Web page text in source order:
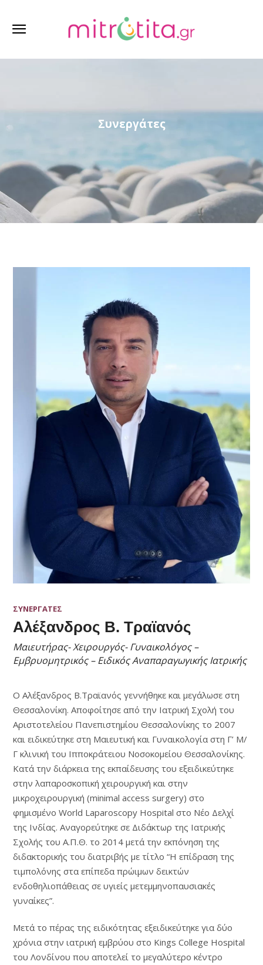
Συνεργάτες
ΣΥΝΕΡΓΑΤΕΣ
Αλέξανδρος Β. Τραϊανός
Μαιευτήρας- Χειρουργός- Γυναικολόγος –
Εμβρυομητρικός – Ειδικός Αναπαραγωγικής Ιατρικής
Ο Αλέξανδρος Β.Τραϊανός γεννήθηκε και μεγάλωσε στη
Θεσσαλονίκη. Αποφοίτησε από την Ιατρική Σχολή του
Αριστοτελείου Πανεπιστημίου Θεσσαλονίκης το 2007
και ειδικεύτηκε στη Μαιευτική και Γυναικολογία στη Γ’ Μ/
Γ κλινική του Ιπποκράτειου Νοσοκομείου Θεσσαλονίκης.
Κατά την διάρκεια της εκπαίδευσης του εξειδικεύτηκε
στην λαπαροσκοπική χειρουργική και στην
μικροχειρουργική (minimal access surgery) στο
φημισμένο World Laparoscopy Hospital στο Νέο Δελχί
της Ινδίας. Αναγορεύτηκε σε Διδάκτωρ της Ιατρικής
Σχολής του Α.Π.Θ. το 2014 μετά την εκπόνηση της
διδακτορικής του διατριβής με τίτλο “Η επίδραση της
τιμπολόνης στα επίπεδα πρώιμων δεικτών
ενδοθηλιοπάθειας σε υγιείς μετεμμηνοπαυσιακές
γυναίκες”.
Μετά το πέρας της ειδικότητας εξειδικεύτηκε για δύο
χρόνια στην ιατρική εμβρύου στο Kings College Hospital
του Λονδίνου που αποτελεί το μεγαλύτερο κέντρο